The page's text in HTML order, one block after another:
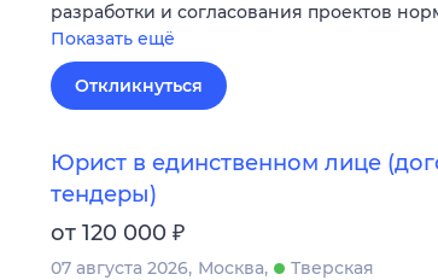
разработки и согласования проектов
Показать ещё
Откликнуться
Юрист в единственном лице
тендеры)
от 120 000 ₽
07 августа 2026 Москва
Тверская